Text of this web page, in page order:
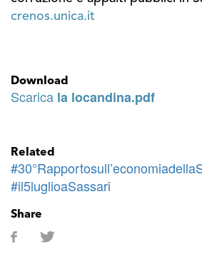
crenos.unica.it
Download
Scarica la locandina.pdf
Related
#il5luglioaSassari
Share